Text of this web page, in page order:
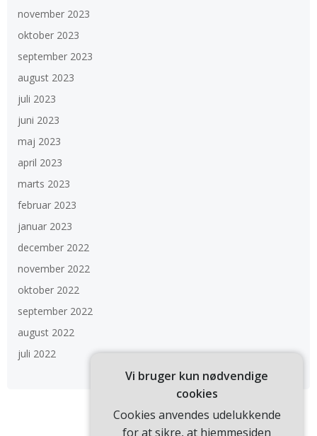
november 2023
oktober 2023
september 2023
august 2023
juli 2023
juni 2023
maj 2023
april 2023
marts 2023
februar 2023
januar 2023
december 2022
november 2022
oktober 2022
september 2022
august 2022
juli 2022
Vi bruger kun nødvendige
cookies
Cookies anvendes udelukkende
for at sikre, at hjemmesiden